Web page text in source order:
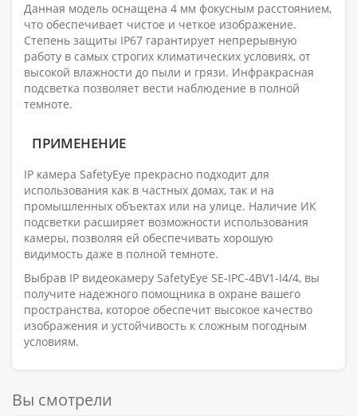
Данная модель оснащена 4 мм фокусным расстоянием,
что обеспечивает чистое и четкое изображение.
Степень защиты IP67 гарантирует непрерывную
работу в самых строгих климатических условиях, от
высокой влажности до пыли и грязи. Инфракрасная
подсветка позволяет вести наблюдение в полной
темноте.
ПРИМЕНЕНИЕ
IP камера SafetyEye прекрасно подходит для
использования как в частных домах, так и на
промышленных объектах или на улице. Наличие ИК
подсветки расширяет возможности использования
камеры, позволяя ей обеспечивать хорошую
видимость даже в полной темноте.
Выбрав IP видеокамеру SafetyEye SE-IPC-4BV1-I4/4, вы
получите надежного помощника в охране вашего
пространства, которое обеспечит высокое качество
изображения и устойчивость к сложным погодным
условиям.
Вы смотрели